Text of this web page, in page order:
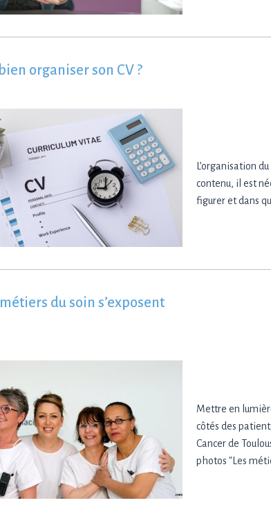
organiser son CV ?
L’organisation
contenu, il est
figurer et dans
du soin s’exposent
Mettre en
côtés des
Cancer de
photos "Les